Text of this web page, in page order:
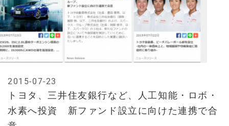
トヨタ、三井住友銀行など、人工知能・ロボ・
水素へ投資 新ファンド設立に向けた連携で合
2015-07-23